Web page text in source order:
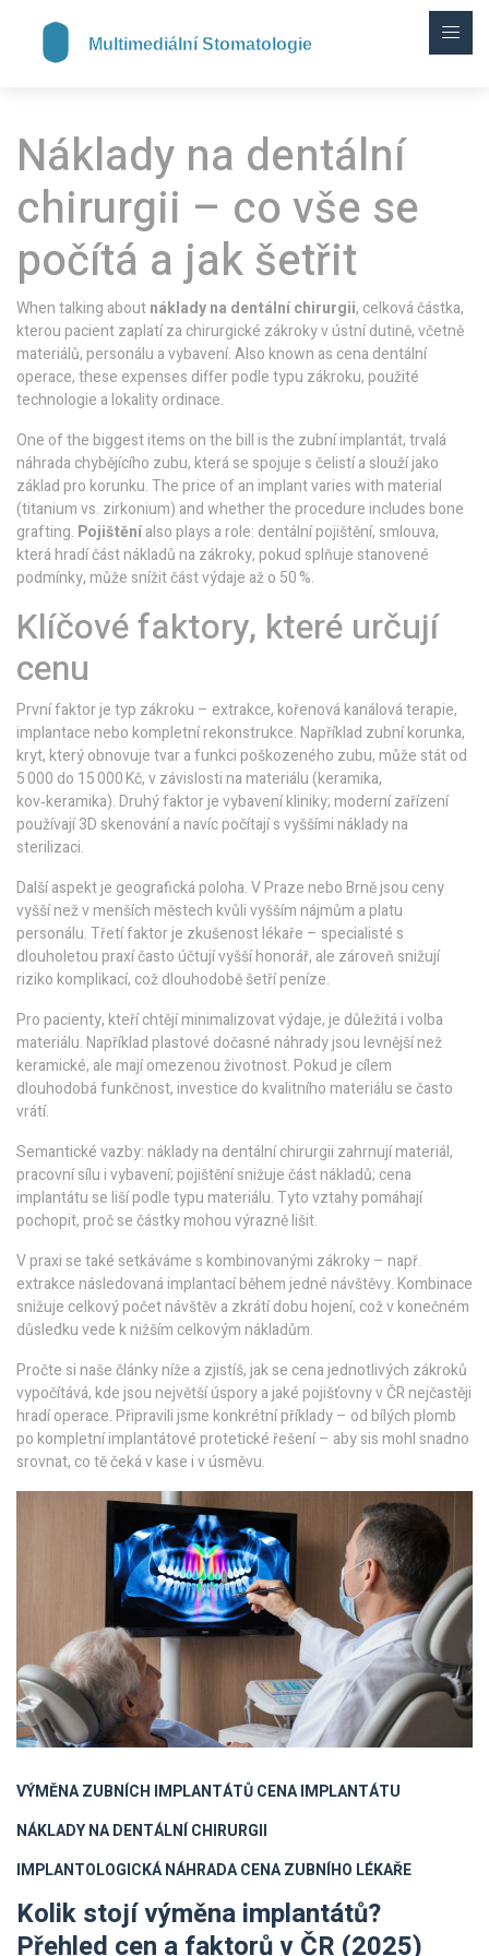
Náklady na dentální
chirurgii – co vše se
počítá a jak šetřit
When talking aboutnáklady na dentální chirurgii, celková částka,
kterou pacient zaplatí za chirurgické zákroky v ústní dutině, včetně
materiálů, personálu a vybavení. Also known as cena dentální
operace, these expenses differ podle typu zákroku, použité
technologie a lokality ordinace.
One of the biggest items on the bill is the zubní implantát,trvalá
náhrada chybějícího zubu, která se spojuje s čelistí a slouží jako
základ pro korunku. The price of an implant varies with material
(titanium vs. zirkonium) and whether the procedure includes bone
grafting. Pojištěníalso plays a role: dentální pojištění, smlouva,
která hradí část nákladů na zákroky, pokud splňuje stanovené
podmínky, může snížit část výdaje až o 50 %.
Klíčové faktory, které určují
cenu
První faktor je typ zákroku – extrakce, kořenová kanálová terapie,
implantace nebo kompletní rekonstrukce. Například zubní korunka,
kryt, který obnovuje tvar a funkci poškozeného zubu, může stát od
5 000 do 15 000 Kč, v závislosti na materiálu (keramika,
kov‑keramika). Druhý faktor je vybavení kliniky; moderní zařízení
používají 3D skenování a navíc počítají s vyššími náklady na
sterilizaci.
Další aspekt je geografická poloha. V Praze nebo Brně jsou ceny
vyšší než v menších městech kvůli vyšším nájmům a platu
personálu. Třetí faktor je zkušenost lékaře – specialisté s
dlouholetou praxí často účtují vyšší honorář, ale zároveň snižují
riziko komplikací, což dlouhodobě šetří peníze.
Pro pacienty, kteří chtějí minimalizovat výdaje, je důležitá i volba
materiálu. Například plastové dočasné náhrady jsou levnější než
keramické, ale mají omezenou životnost. Pokud je cílem
dlouhodobá funkčnost, investice do kvalitního materiálu se často
vrátí.
Semantické vazby: náklady na dentální chirurgii zahrnují materiál,
pracovní sílu i vybavení; pojištění snižuje část nákladů; cena
implantátu se liší podle typu materiálu. Tyto vztahy pomáhají
pochopit, proč se částky mohou výrazně lišit.
V praxi se také setkáváme s kombinovanými zákroky – např.
extrakce následovaná implantací během jedné návštěvy. Kombinace
snižuje celkový počet návštěv a zkrátí dobu hojení, což v konečném
důsledku vede k nižším celkovým nákladům.
Pročte si naše články níže a zjistíš, jak se cena jednotlivých zákroků
vypočítává, kde jsou největší úspory a jaké pojišťovny v ČR nejčastěji
hradí operace. Připravili jsme konkrétní příklady – od bílých plomb
po kompletní implantátové protetické řešení – aby sis mohl snadno
srovnat, co tě čeká v kase i v úsměvu.
VÝMĚNA ZUBNÍCH IMPLANTÁTŮCENA IMPLANTÁTU
NÁKLADY NA DENTÁLNÍ CHIRURGII
IMPLANTOLOGICKÁ NÁHRADACENA ZUBNÍHO LÉKAŘE
Kolik stojí výměna implantátů?
Přehled cen a faktorů v ČR (2025)